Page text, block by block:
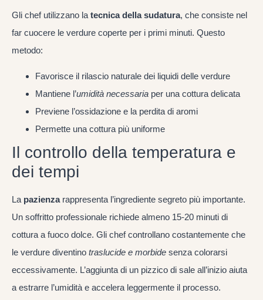
Gli chef utilizzano la tecnica della sudatura, che consiste nel
far cuocere le verdure coperte per i primi minuti. Questo
metodo:
Favorisce il rilascio naturale dei liquidi delle verdure
Mantiene l’umidità necessaria per una cottura delicata
Previene l’ossidazione e la perdita di aromi
Permette una cottura più uniforme
Il controllo della temperatura e
dei tempi
La pazienzarappresenta l’ingrediente segreto più importante.
Un soffritto professionale richiede almeno 15-20 minuti di
cottura a fuoco dolce. Gli chef controllano costantemente che
le verdure diventino traslucide e morbide senza colorarsi
eccessivamente. L’aggiunta di un pizzico di sale all’inizio aiuta
a estrarre l’umidità e accelera leggermente il processo.